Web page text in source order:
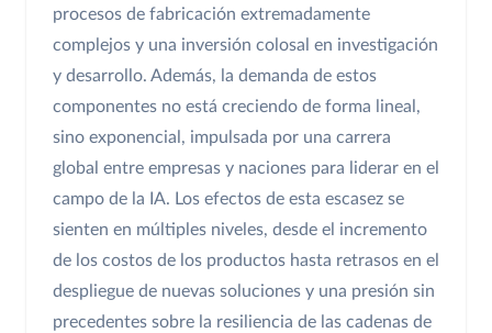
procesos de fabricación extremadamente
complejos y una inversión colosal en investigación
y desarrollo. Además, la demanda de estos
componentes no está creciendo de forma lineal,
sino exponencial, impulsada por una carrera
global entre empresas y naciones para liderar en el
campo de la IA. Los efectos de esta escasez se
sienten en múltiples niveles, desde el incremento
de los costos de los productos hasta retrasos en el
despliegue de nuevas soluciones y una presión sin
precedentes sobre la resiliencia de las cadenas de